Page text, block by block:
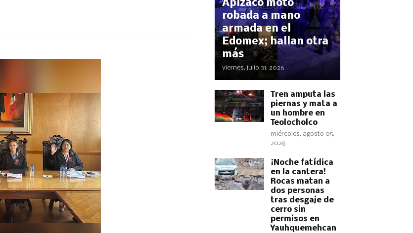
Apizaco moto
robada a mano
armada en el
Edomex; hallan otra
más
viernes, julio 31, 2026
Tren amputa las
piernas y mata a
un hombre en
Teolocholco
miércoles, agosto 05,
2026
​¡Noche fatídica
en la cantera!
Rocas matan a
dos personas
tras desgaje de
cerro sin
permisos en
Yauhquemehcan